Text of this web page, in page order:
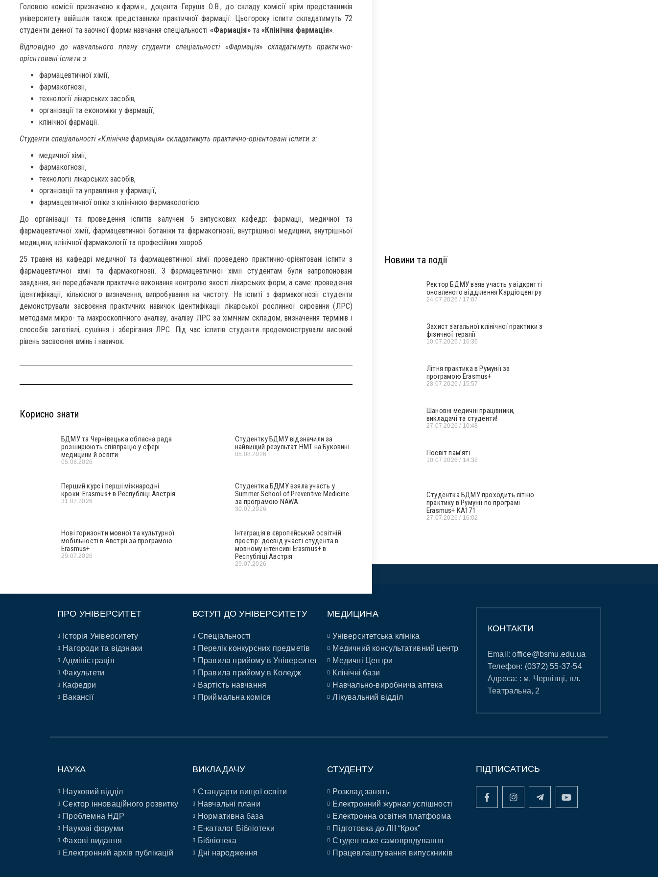
Головою комісії призначено к.фарм.н., доцента Геруша О.В., до складу комісії крім представників
університету ввійшли також представники практичної фармації. Цьогороку іспити складатимуть 72
студенти денної та заочної форми навчання спеціальності «Фармація»та«Клінічна фармація».
Відповідно до навчального плану студенти спеціальності «Фармація» складатимуть практично-
орієнтовані іспити з:
фармацевтичної хімії,
фармакогнозії,
технології лікарських засобів,
організації та економіки у фармації,
клінічної фармації.
Студенти спеціальності «Клінічна фармація» складатимуть практично-орієнтовані іспити з:
медичної хімії,
фармакогнозії,
технології лікарських засобів,
організації та управління у фармації,
фармацевтичної опіки з клінічною фармакологією.
До організації та проведення іспитів залучені 5 випускових кафедр: фармації, медичної та
фармацевтичної хімії, фармацевтичної ботаніки та фармакогнозії, внутрішньої медицини, внутрішньої
медицини, клінічної фармакології та професійних хвороб.
25 травня на кафедрі медичної та фармацевтичної хімії проведено практично-орієнтовані іспити з
фармацевтичної хімії та фармакогнозії. З фармацевтичної хімії студентам були запропоновані
завдання, які передбачали практичне виконання контролю якості лікарських форм, а саме: проведення
ідентифікації, кількісного визначення, випробування на чистоту. На іспиті з фармакогнозії студенти
демонстрували засвоєння практичних навичок ідентифікації лікарської рослинної сировини (ЛРС)
методами мікро- та макроскопічного аналізу, аналізу ЛРС за хімічним складом, визначення термінів і
способів заготівлі, сушіння і зберігання ЛРС. Під час іспитів студенти продемонстрували високий
рівень засвоєння вмінь і навичок.
Корисно знати
БДМУ та Чернівецька обласна рада
розширюють співпрацю у сфері
медицини й освіти
05.08.2026
Студентку БДМУ відзначили за
найвищий результат НМТ на Буковині
05.08.2026
Перший курс і перші міжнародні
кроки: Erasmus+ в Республіці Австрія
31.07.2026
Студентка БДМУ взяла участь у
Summer School of Preventive Medicine
за програмою NAWA
30.07.2026
Нові горизонти мовної та культурної
мобільності в Австрії за програмою
Erasmus+
29.07.2026
Інтеграція в європейський освітній
простір: досвід участі студента в
мовному інтенсиві Erasmus+ в
Республіці Австрія
29.07.2026
Новини та події
Ректор БДМУ взяв участь у відкритті
оновленого відділення Кардіоцентру
24.07.2026 17:07
Захист загальної клінічної практики з
фізичної терапії
10.07.2026 16:36
Літня практика в Румунії за
програмою Erasmus+
28.07.2026 15:57
Шановні медичні працівники,
викладачі та студенти!
27.07.2026 10:48
Посвіт пам’яті
10.07.2026 14:32
Студентка БДМУ проходить літню
практику в Румунії по програмі
Erasmus+ KA171
27.07.2026 16:02
ПРО УНІВЕРСИТЕТ
Історія Університету
Нагороди та відзнаки
Адміністрація
Факультети
Кафедри
Вакансії
ВСТУП ДО УНІВЕРСИТЕТУ
Спеціальності
Перелік конкурсних предметів
Правила прийому в Університет
Правила прийому в Коледж
Вартість навчання
Приймальна коміся
МЕДИЦИНА
Університетська клініка
Медичний консультативний центр
Медичні Центри
Клінічні бази
Навчально-виробнича аптека
Лікувальний відділ
КОНТАКТИ
Email:office@bsmu.edu.ua
Телефон: (0372) 55-37-54
Адреса: : м. Чернівці, пл.
Театральна, 2
НАУКА
Науковий відділ
Сектор інноваційного розвитку
Проблемна НДР
Наукові форуми
Фахові видання
Електронний архів публікацій
ВИКЛАДАЧУ
Стандарти вищої освіти
Навчальні плани
Нормативна база
E-каталог Бібліотеки
Бібліотека
Дні народження
СТУДЕНТУ
Розклад занять
Електронний журнал успішності
Електронна освітня платформа
Підготовка до ЛІІ “Крок”
Студентське самоврядування
Працевлаштування випускників
ПІДПИСАТИСЬ